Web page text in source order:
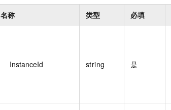
名称 类型 必填
InstanceId string 是